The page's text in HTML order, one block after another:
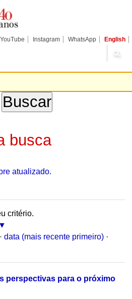
YouTube Instagram WhatsApp English
busca
atualizado.
critério.
· data (mais recente primeiro) ·
perspectivas para o próximo